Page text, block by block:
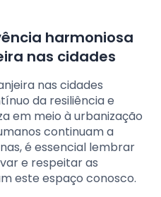
harmoniosa
nas cidades
nas cidades
da resiliência e
em meio à urbanização
continuam a
é essencial lembrar
e respeitar as
este espaço conosco.